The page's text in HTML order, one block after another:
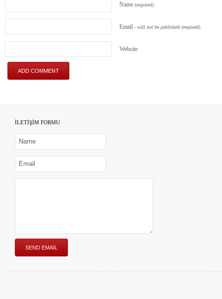
Name (required)
Email - will not be published (required)
Website
İLETİŞİM FORMU